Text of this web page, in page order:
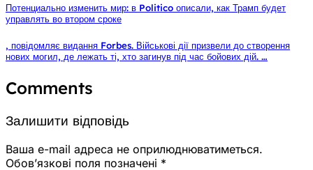
Потенциально изменить мир: в Politico описали, как Трамп будет
управлять во втором сроке
, повідомляє видання Forbes. Військові дії призвели до створення
нових могил, де лежать ті, хто загинув під час бойових дій. …
Comments
Залишити відповідь
Ваша e-mail адреса не оприлюднюватиметься.
Обов’язкові поля позначені *